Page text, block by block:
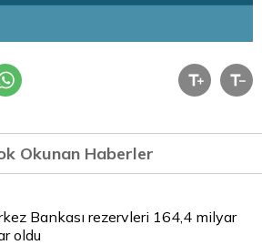
Okunan Haberler
Bankası rezervleri 164,4 milyar
oldu